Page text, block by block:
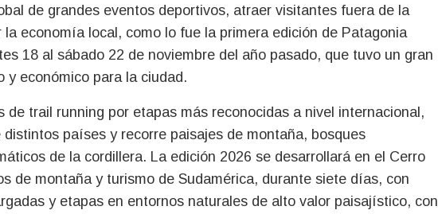
de grandes eventos deportivos, atraer visitantes fuera de la
economía local, como lo fue la primera edición de Patagonia
18 al sábado 22 de noviembre del año pasado, que tuvo un gran
económico para la ciudad.
de trail running por etapas más reconocidas a nivel internacional,
países y recorre paisajes de montaña, bosques
de la cordillera. La edición 2026 se desarrollará en el Cerro
de montaña y turismo de Sudamérica, durante siete días, con
y etapas en entornos naturales de alto valor paisajístico, con